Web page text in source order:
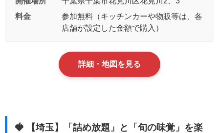
料金
参加無料（キッチンカーや物販等は、各
店舗が設定した金額で購入）
詳細・地図を見る
🍓 【埼玉】「詰め放題」と「旬の味覚」を楽